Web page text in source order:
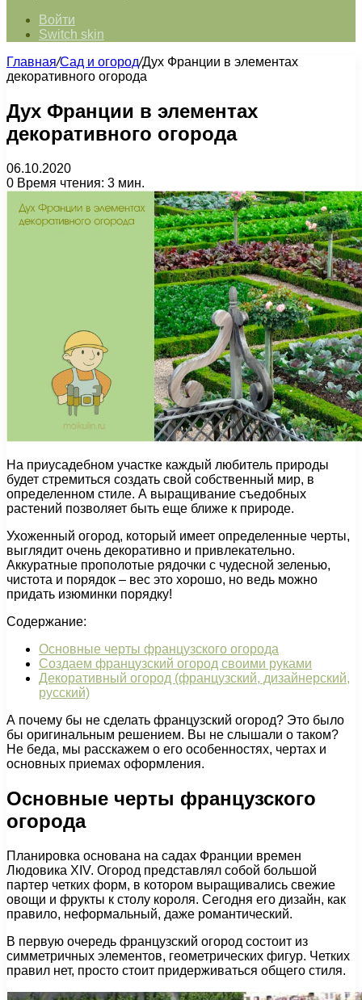
Войти
Switch skin
Главная/Сад и огород/Дух Франции в элементах
декоративного огорода
Дух Франции в элементах
декоративного огорода
06.10.2020
0 Время чтения: 3 мин.
На приусадебном участке каждый любитель природы
будет стремиться создать свой собственный мир, в
определенном стиле. А выращивание съедобных
растений позволяет быть еще ближе к природе.
Ухоженный огород, который имеет определенные черты,
выглядит очень декоративно и привлекательно.
Аккуратные прополотые рядочки с чудесной зеленью,
чистота и порядок – вес это хорошо, но ведь можно
придать изюминки порядку!
Содержание:
Основные черты французского огорода
Создаем французский огород своими руками
Декоративный огород (французский, дизайнерский,
русский)
А почему бы не сделать французский огород? Это было
бы оригинальным решением. Вы не слышали о таком?
Не беда, мы расскажем о его особенностях, чертах и
основных приемах оформления.
Основные черты французского
огорода
Планировка основана на садах Франции времен
Людовика XIV. Огород представлял собой большой
партер четких форм, в котором выращивались свежие
овощи и фрукты к столу короля. Сегодня его дизайн, как
правило, неформальный, даже романтический.
В первую очередь французский огород состоит из
симметричных элементов, геометрических фигур. Четких
правил нет, просто стоит придерживаться общего стиля.